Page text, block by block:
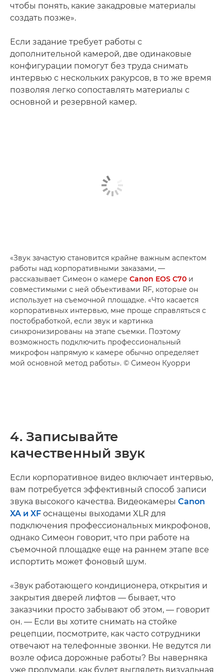
чтобы понять, какие закадровые материалы
создать позже».
Если задание требует работы с
дополнительной камерой, две одинаковые
конфигурации помогут без труда снимать
интервью с нескольких ракурсов, в то же время
позволяя легко сопоставлять материалы с
основной и резервной камер.
«Звук зачастую становится крайне важным аспектом
работы над корпоративными заказами, —
рассказывает Симеон о камере Canon EOS C70 и
совместимыми с ней объективами RF, которые он
использует на съемочной площадке. «Что касается
корпоративных интервью, мне проще справляться с
постобработкой, если звук и картинка
синхронизированы на этапе съемки. Поэтому
возможность подключить профессиональный
микрофон напрямую к камере обычно определяет
мой основной метод работы». © Симеон Куорри
4. Записывайте
качественный звук
Если корпоративное видео включает интервью,
вам потребуется эффективный способ записи
звука высокого качества. Видеокамеры Canon
XA и XF оснащены выходами XLR для
подключения профессиональных микрофонов,
однако Симеон говорит, что при работе на
съемочной площадке еще на раннем этапе все
испортить может фоновый шум.
«Звук работающего кондиционера, открытия и
закрытия дверей лифтов — бывает, что
заказчики просто забывают об этом, — говорит
он. — Если вы хотите снимать на стойке
рецепции, посмотрите, как часто сотрудники
отвечают на телефонные звонки. Не ведутся ли
возле офиса дорожные работы? Вы наверняка
уже продумали, как будет выглядеть визуальная